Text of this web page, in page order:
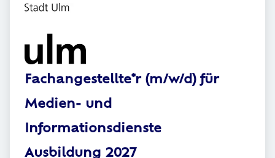
Fachangestellte*r (m/w/d) für
Medien- und
Informationsdienste
Ausbildung 2027